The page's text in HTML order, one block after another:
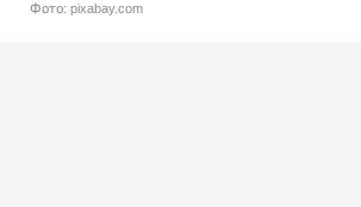
Фото: pixabay.com